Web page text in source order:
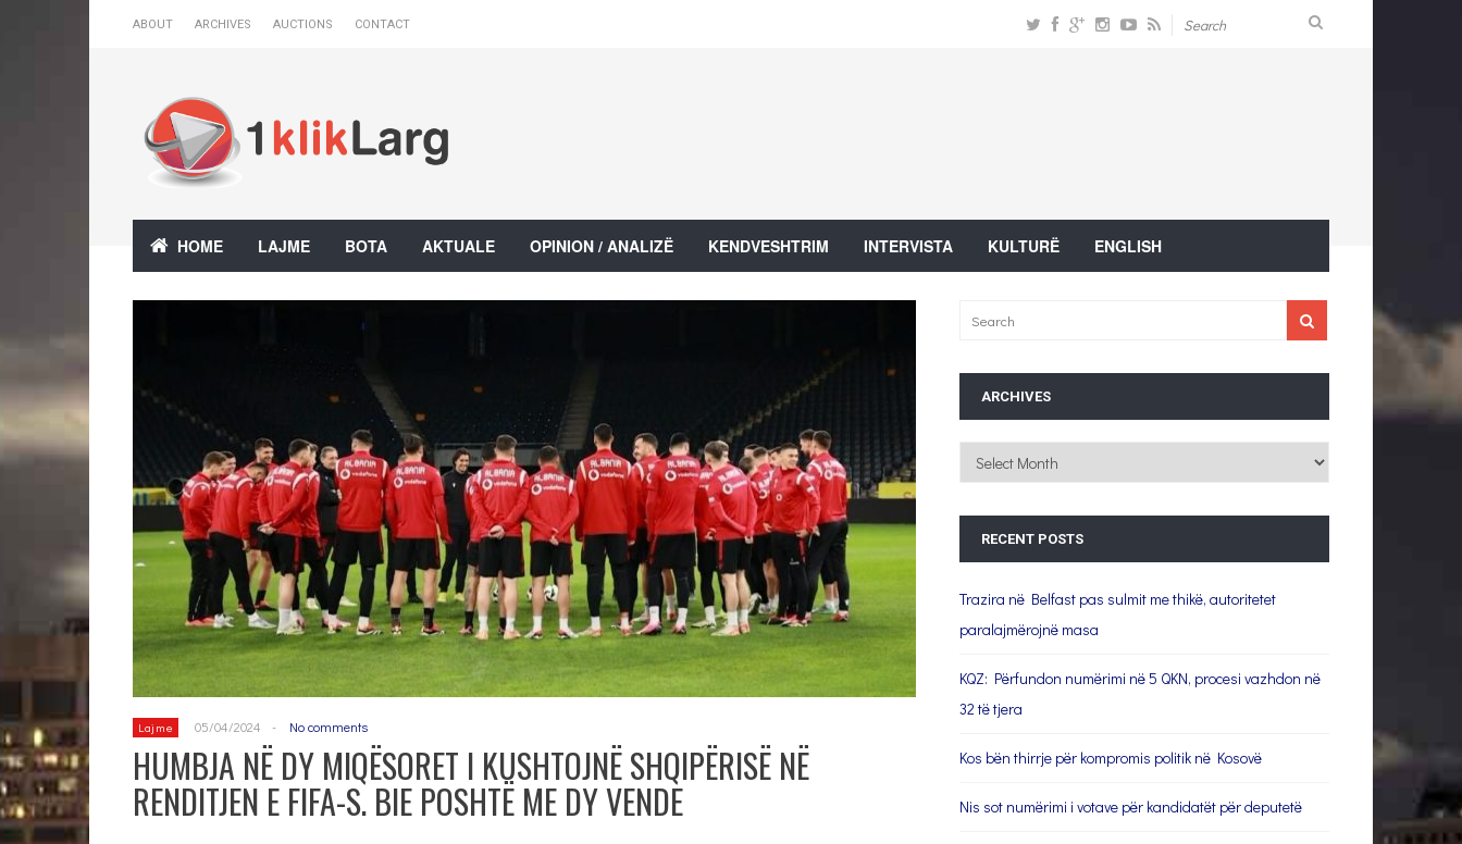
ABOUT ARCHIVES AUCTIONS CONTACT
HOME LAJME BOTA AKTUALE OPINION / ANALIZË KENDVESHTRIM INTERVISTA KULTURË ENGLISH
Lajme 05/04/2024 - No comments
HUMBJA NË DY MIQËSORET I KUSHTOJNË SHQIPËRISË NË
RENDITJEN E FIFA-S. BIE POSHTË ME DY VENDE
ARCHIVES
Archives
RECENT POSTS
Trazira në Belfast pas sulmit me thikë, autoritetet
paralajmërojnë masa
KQZ: Përfundon numërimi në 5 QKN, procesi vazhdon në
32 të tjera
Kos bën thirrje për kompromis politik në Kosovë
Nis sot numërimi i votave për kandidatët për deputetë